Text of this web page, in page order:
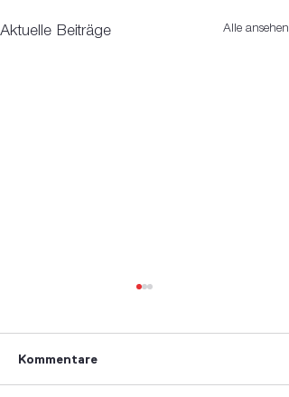
Aktuelle Beiträge Alle ansehen
Kommentare